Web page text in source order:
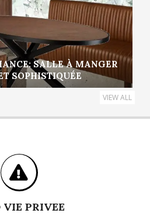
SALLE À MANGER
SOPHISTIQUÉE
VIEW ALL
VIE PRIVEE